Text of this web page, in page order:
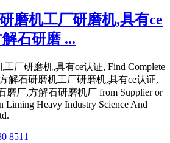
磨机工厂研磨机,具有ce
石研磨 ...
厂研磨机,具有ce认证, Find Complete
解石研磨机工厂研磨机,具有ce认证,
磨厂,方解石研磨机厂 from Supplier or
Liming Heavy Industry Science And
8511